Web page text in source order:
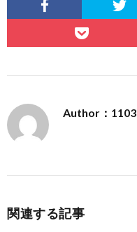
Author：
関連する記事